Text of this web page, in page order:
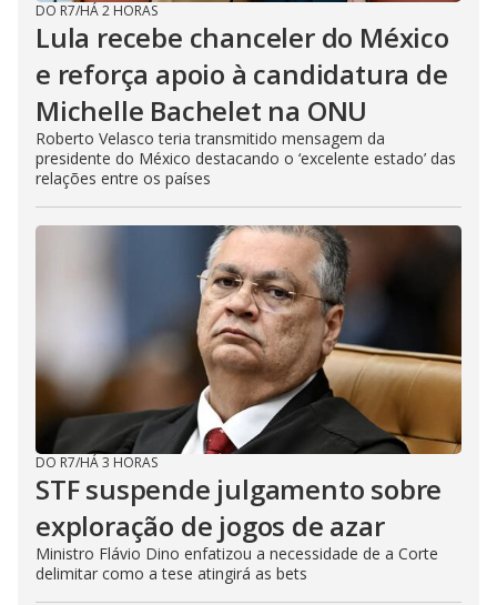
DO R7/HÁ 2 HORAS
Lula recebe chanceler do México
e reforça apoio à candidatura de
Michelle Bachelet na ONU
Roberto Velasco teria transmitido mensagem da
presidente do México destacando o ‘excelente estado’ das
relações entre os países
DO R7/HÁ 3 HORAS
STF suspende julgamento sobre
exploração de jogos de azar
Ministro Flávio Dino enfatizou a necessidade de a Corte
delimitar como a tese atingirá as bets